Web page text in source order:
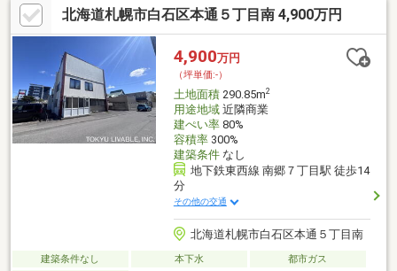
北海道札幌市白石区本通５丁目南 4,900万円
4,900万円
（坪単価:-）
土地面積290.85m2
用途地域近隣商業
建ぺい率80%
容積率300%
建築条件なし
地下鉄東西線 南郷７丁目駅 徒歩14
分
その他の交通
北海道札幌市白石区本通５丁目南
建築条件なし 本下水
都市ガス